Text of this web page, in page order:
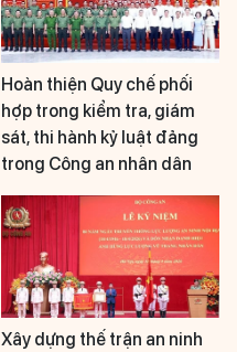
Hoàn thiện Quy chế phối
hợp trong kiểm tra, giám
sát, thi hành kỷ luật đảng
trong Công an nhân dân
Xây dựng thế trận an ninh